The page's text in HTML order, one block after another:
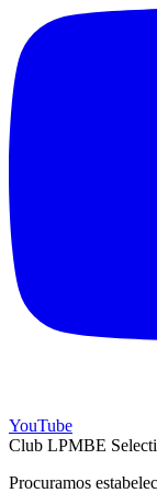
YouTube
Club LPMBE
Procuramos